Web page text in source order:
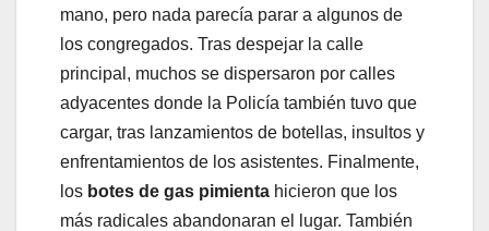
mano, pero nada parecía parar a algunos de
los congregados. Tras despejar la calle
principal, muchos se dispersaron por calles
adyacentes donde la Policía también tuvo que
cargar, tras lanzamientos de botellas, insultos y
enfrentamientos de los asistentes. Finalmente,
los botes de gas pimienta hicieron que los
más radicales abandonaran el lugar. También